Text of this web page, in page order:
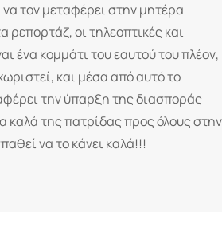
τον μεταφέρει στην μητέρα
οι τηλεοπτικές και
ένα κομμάτι του εαυτού του πλέον,
και μέσα από αυτό το
την ύπαρξη της διασποράς
καλά της πατρίδας προς όλους στην
να το κάνει καλά!!!